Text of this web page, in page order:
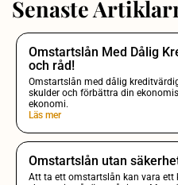
Senaste
Omstartslån Med Dålig
och råd!
Omstartslån med dålig
skulder och förbättra din
ekonomi.
Läs mer
Omstartslån utan
Att ta ett omstartslån kan vara